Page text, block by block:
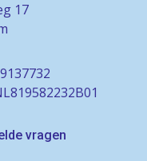
17
vragen